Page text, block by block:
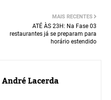
MAIS RECENTES
ATÉ ÀS 23H: Na Fase 03
restaurantes já se preparam para
horário estendido
André Lacerda